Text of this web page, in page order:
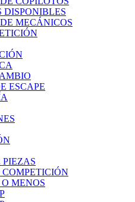
DISPONIBLES
MECÁNICOS
ESCAPE
PIEZAS
MENOS